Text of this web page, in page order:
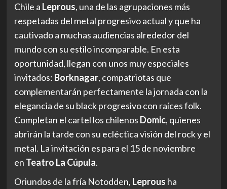
Chile a Leprous, una de las agrupaciones más
respetadas del metal progresivo actual y que ha
cautivado a muchas audiencias alrededor del
mundo con su estilo incomparable. En esta
oportunidad, llegan con unos muy especiales
invitados: Borknagar, compatriotas que
complementarán perfectamente la jornada con la
elegancia de su black progresivo con raíces folk.
Completan el cartel los chilenos Domic, quienes
abrirán la tarde con su ecléctica visión del rock y el
metal. La invitación es para el 15 de noviembre
en Teatro La Cúpula.
Oriundos de la fría Notodden, Leprous ha